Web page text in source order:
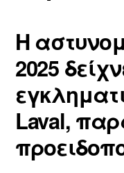
Η
2025
Laval,